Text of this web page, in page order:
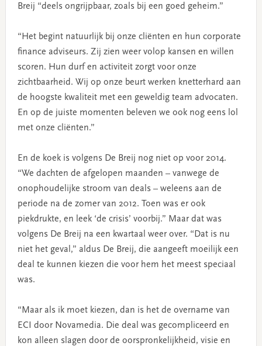
Breij “deels ongrijpbaar, zoals bij een goed geheim.”
“Het begint natuurlijk bij onze cliënten en hun corporate
finance adviseurs. Zij zien weer volop kansen en willen
scoren. Hun durf en activiteit zorgt voor onze
zichtbaarheid. Wij op onze beurt werken knetterhard aan
de hoogste kwaliteit met een geweldig team advocaten.
En op de juiste momenten beleven we ook nog eens lol
met onze cliënten.”
En de koek is volgens De Breij nog niet op voor 2014.
“We dachten de afgelopen maanden – vanwege de
onophoudelijke stroom van deals – weleens aan de
periode na de zomer van 2012. Toen was er ook
piekdrukte, en leek ‘de crisis’ voorbij.” Maar dat was
volgens De Breij na een kwartaal weer over. “Dat is nu
niet het geval,” aldus De Breij, die aangeeft moeilijk een
deal te kunnen kiezen die voor hem het meest speciaal
was.
“Maar als ik moet kiezen, dan is het de overname van
ECI door Novamedia. Die deal was gecompliceerd en
kon alleen slagen door de oorspronkelijkheid, visie en